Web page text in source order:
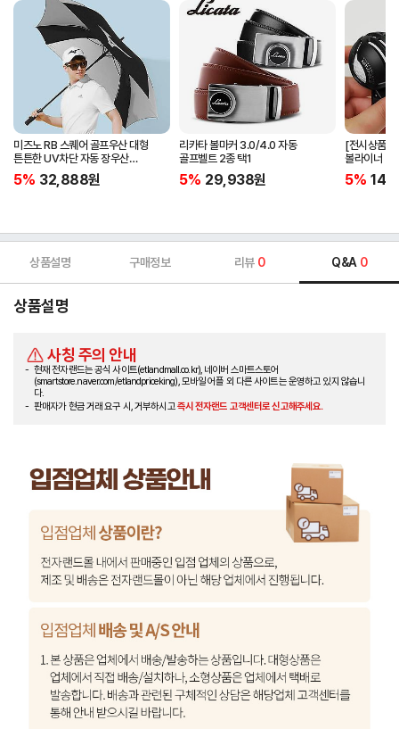
미즈노 RB 스퀘어 골프우산 대형
튼튼한 UV차단 자동 장우산
5LKY22100
5% 32,888원
리카타 볼마커 3.0/4.0 자동
골프벨트 2종 택1
5% 29,938원
[전시상품]
볼라이너 +
5%
상품설명 구매정보 리뷰 0 Q&A 0
상품설명
사칭 주의 안내
현재 전자랜드는 공식 사이트(etlandmall.co.kr), 네이버 스마트스토어
(smartstore.naver.com/etlandpriceking), 모바일 어플 외 다른 사이트는 운영하고 있지 않습니
다.
판매자가 현금 거래 요구 시, 거부하시고즉시 전자랜드 고객센터로 신고해주세요.